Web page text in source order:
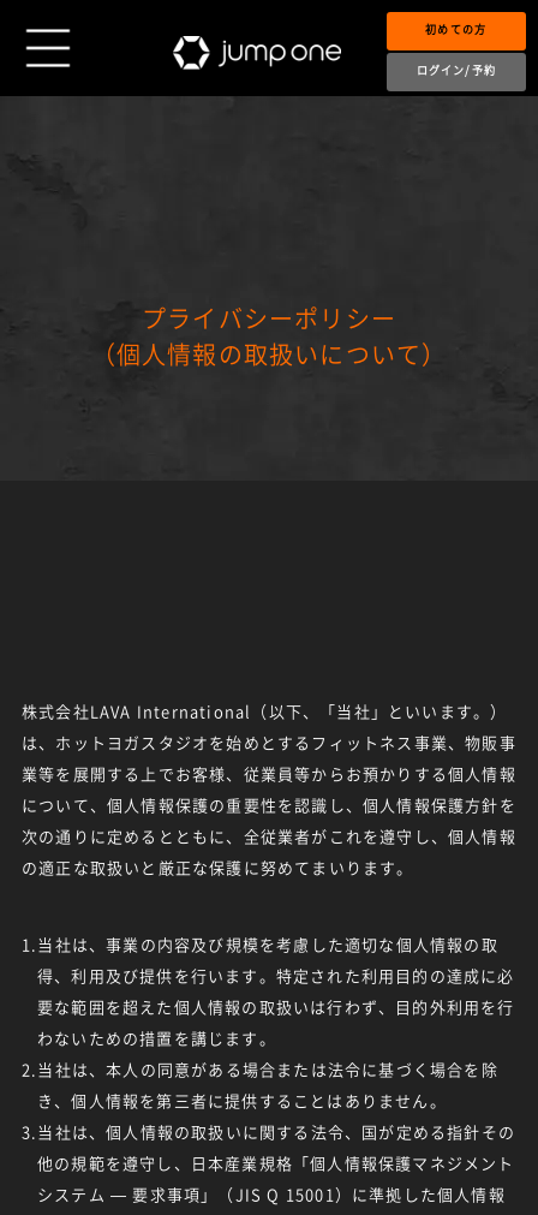
初めての方
ログイン/予約
プライバシーポリシー
（個人情報の取扱いについて）
株式会社LAVA International（以下、「当社」といいます。）
は、ホットヨガスタジオを始めとするフィットネス事業、物販事
業等を展開する上でお客様、従業員等からお預かりする個人情報
について、個人情報保護の重要性を認識し、個人情報保護方針を
次の通りに定めるとともに、全従業者がこれを遵守し、個人情報
の適正な取扱いと厳正な保護に努めてまいります。
1.当社は、事業の内容及び規模を考慮した適切な個人情報の取
得、利用及び提供を行います。特定された利用目的の達成に必
要な範囲を超えた個人情報の取扱いは行わず、目的外利用を行
わないための措置を講じます。
2.当社は、本人の同意がある場合または法令に基づく場合を除
き、個人情報を第三者に提供することはありません。
3.当社は、個人情報の取扱いに関する法令、国が定める指針その
他の規範を遵守し、日本産業規格「個人情報保護マネジメント
システム — 要求事項」（JIS Q 15001）に準拠した個人情報